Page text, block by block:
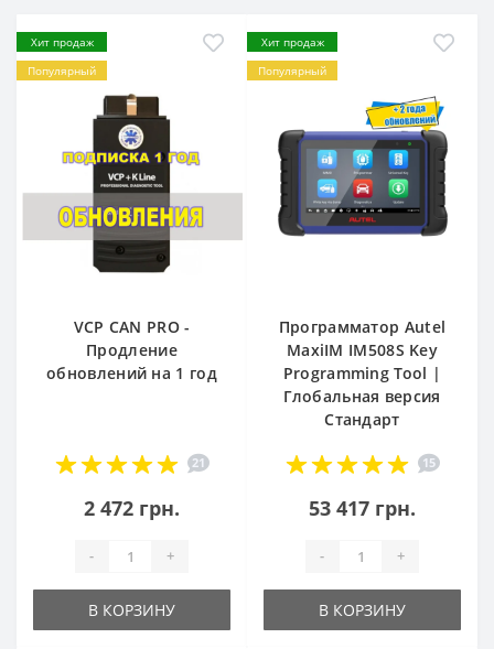
Хит продаж
Популярный
VCP CAN PRO -
Продление
обновлений на 1 год
21
2 472 грн.
- +
В КОРЗИНУ
Хит продаж
Популярный
Программатор Autel
MaxiIM IM508S Key
Programming Tool |
Глобальная версия
Стандарт
15
53 417 грн.
- +
В КОРЗИНУ